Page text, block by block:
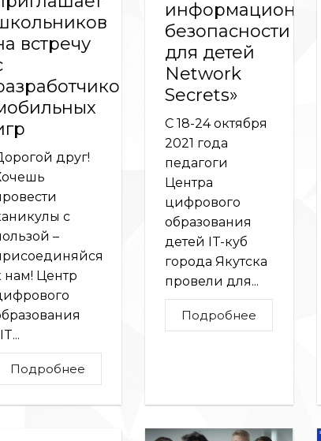
встречу
друг!
с
–
нам! Центр
Подробнее
информационной
безопасности
для детей
Network
Secrets»
С 18-24 октября
2021 года
педагоги
Центра
цифрового
образования
детей IT-куб
города Якутска
провели для...
Подробнее